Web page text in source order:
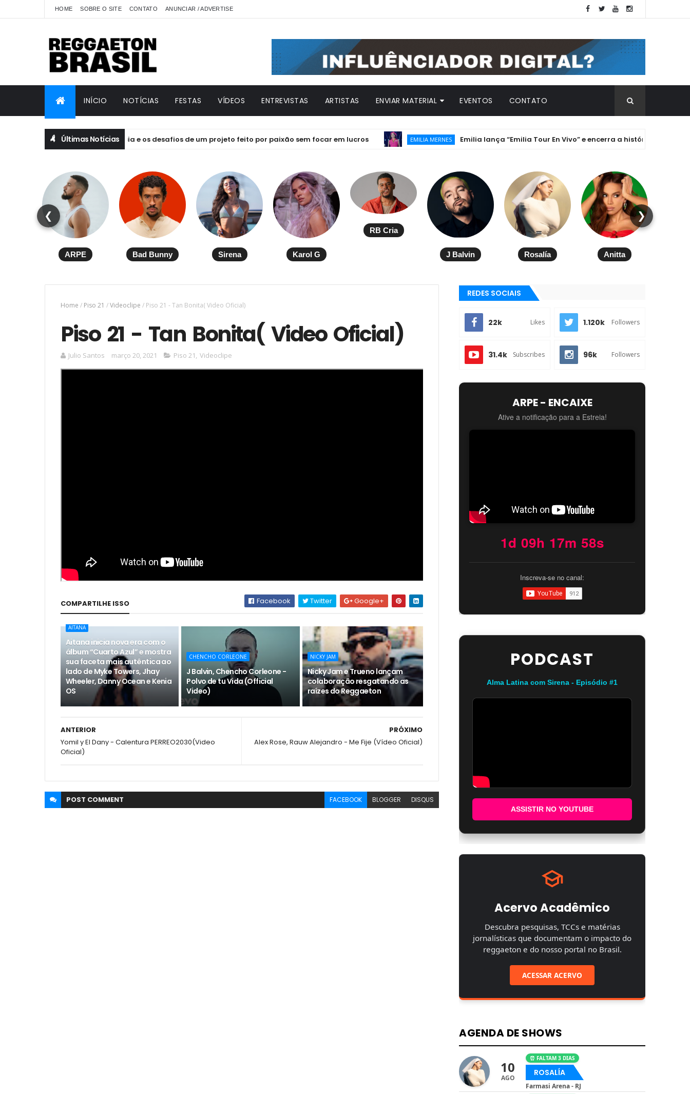
HOME SOBRE O SITE CONTATO ANUNCIAR / ADVERTISE
INÍCIO NOTÍCIAS FESTAS VÍDEOS ENTREVISTAS ARTISTAS ENVIAR MATERIAL EVENTOS CONTATO
Últimas Notícias
emoção, essência e os desafios de um projeto feito por paixão sem focar em lucros EMILIA MERNES Emilia lança “Emilia Tour En Vivo” e encerra a histórica Era ".mp3" com
❮
ARPE Bad Bunny Sirena Karol G
RB Cria
J Balvin Rosalía Anitta
❯
Home / Piso 21 /Videoclipe / Piso 21 - Tan Bonita( Video Oficial)
Piso 21 - Tan Bonita( Video Oficial)
Julio Santos março 20, 2021 Piso 21, Videoclipe
COMPARTILHE ISSO Facebook Twitter Google+
AITANA
Aitana inicia nova era com o
álbum “Cuarto Azul” e mostra
sua faceta mais autêntica ao
lado de Myke Towers, Jhay
Wheeler, Danny Ocean e Kenia
OS
CHENCHO CORLEONE
J Balvin, Chencho Corleone -
Polvo de tu Vida (Official
Video)
NICKY JAM
Nicky Jam e Trueno lançam
colaboração resgatando as
raízes do Reggaeton
PRÓXIMO
Alex Rose, Rauw Alejandro - Me Fije (Vídeo Oficial)
ANTERIOR
Yomil y El Dany - Calentura PERREO2030(Video
Oficial)
POST COMMENT FACEBOOK BLOGGER DISQUS
REDES SOCIAIS
22k Likes 1.120k Followers
31.4k Subscribes 96k Followers
ARPE - ENCAIXE
Ative a notificação para a Estreia!
1d 09h 17m 57s
Inscreva-se no canal:
PODCAST
Alma Latina com Sirena - Episódio #1
ASSISTIR NO YOUTUBE
Acervo Acadêmico
Descubra pesquisas, TCCs e matérias
jornalísticas que documentam o impacto do
reggaeton e do nosso portal no Brasil.
ACESSAR ACERVO
AGENDA DE SHOWS
10
AGO
⏰ FALTAM 3 DIAS
ROSALÍA
Farmasi Arena - RJ